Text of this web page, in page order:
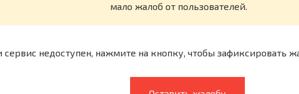
мало жалоб от пользователей.
сервис недоступен, нажмите на кнопку, чтобы зафиксировать